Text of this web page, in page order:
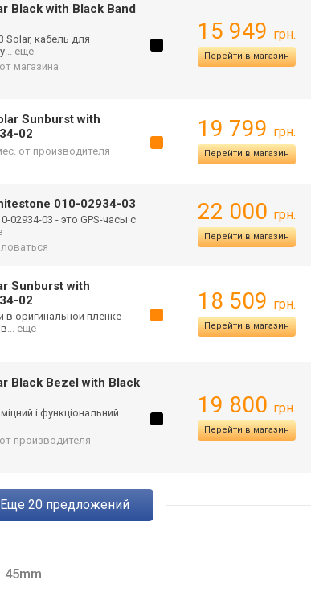
Black with Black Band
Solar, кабель для
... еще
магазина
15 949 грн.
Перейти в магазин
Sunburst with
02
от производителя
19 799 грн.
Перейти в магазин
010-02934-03
02934-03 - это GPS-часы с
22 000 грн.
Перейти в магазин
Sunburst with
02
оригинальной пленке -
... еще
18 509 грн.
Перейти в магазин
Black Bezel with Black
і функціональний
производителя
19 800 грн.
Перейти в магазин
eще 20предложений
45mm